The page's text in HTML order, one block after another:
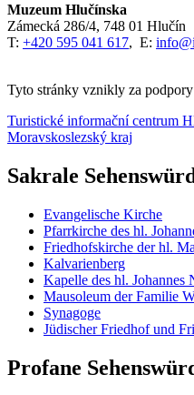
Muzeum Hlučínska
Zámecká 286/4, 748 01 Hlučín
T: +420 595 041 617, E:
Tyto stránky vznikly za
Turistické informační centrum
Moravskoslezský kraj
Sakrale
Evangelische Kirche
Pfarrkirche des hl.
Friedhofskirche der hl.
Kalvarienberg
Kapelle des hl. Johannes
Mausoleum der Familie
Synagoge
Jüdischer Friedhof und
Profane